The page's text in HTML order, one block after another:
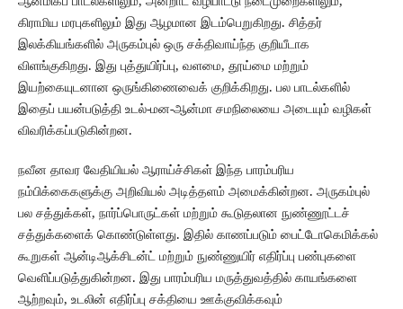
கிராமிய மரபுகளிலும் இது ஆழமான இடம்பெறுகிறது. சித்தர்
இலக்கியங்களில் அருகம்புல் ஒரு சக்திவாய்ந்த குறியீடாக
விளங்குகிறது. இது புத்துயிர்ப்பு, வளமை, தூய்மை மற்றும்
இயற்கையுடனான ஒருங்கிணைவைக் குறிக்கிறது. பல பாடல்களில்
இதைப் பயன்படுத்தி உடல்-மன-ஆன்மா சமநிலையை அடையும் வழிகள்
விவரிக்கப்படுகின்றன.
நவீன தாவர வேதியியல் ஆராய்ச்சிகள் இந்த பாரம்பரிய
நம்பிக்கைகளுக்கு அறிவியல் அடித்தளம் அமைக்கின்றன. அருகம்புல்
பல சத்துக்கள், நார்ப்பொருட்கள் மற்றும் கூடுதலான நுண்ணூட்டச்
சத்துக்களைக் கொண்டுள்ளது. இதில் காணப்படும் பைட்டோகெமிக்கல்
கூறுகள் ஆன்டிஆக்சிடன்ட் மற்றும் நுண்ணுயிர் எதிர்ப்பு பண்புகளை
வெளிப்படுத்துகின்றன. இது பாரம்பரிய மருத்துவத்தில் காயங்களை
ஆற்றவும், உடலின் எதிர்ப்பு சக்தியை ஊக்குவிக்கவும்